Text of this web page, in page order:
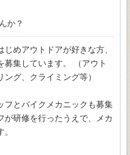
か？
めアウトドアが好きな方、
集しています。 （アウト
グ、クライミング等）
フとバイクメカニックも募集
が研修を行ったうえで、メカ